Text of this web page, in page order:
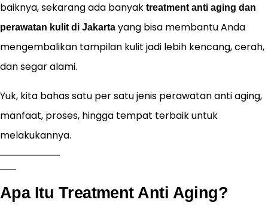
baiknya, sekarang ada banyak treatment anti aging dan
perawatan kulit di Jakarta yang bisa membantu Anda
mengembalikan tampilan kulit jadi lebih kencang, cerah,
dan segar alami.
Yuk, kita bahas satu per satu jenis perawatan anti aging,
manfaat, proses, hingga tempat terbaik untuk
melakukannya.
Apa Itu Treatment Anti Aging?